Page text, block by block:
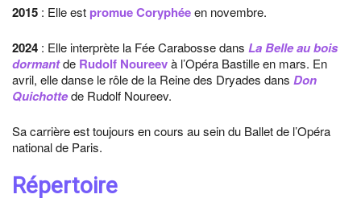
2015 : Elle est promue Coryphéeen novembre.
2024 : Elle interprète la Fée Carabosse dans La Belle au bois
dormantde Rudolf Noureevà l’Opéra Bastille en mars. En
avril, elle danse le rôle de la Reine des Dryades dans Don
Quichottede Rudolf Noureev.
Sa carrière est toujours en cours au sein du Ballet de l’Opéra
national de Paris.
Répertoire